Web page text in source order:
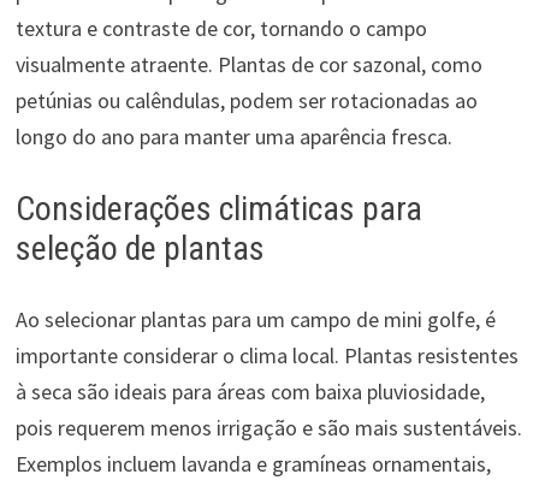
textura e contraste de cor, tornando o campo
visualmente atraente. Plantas de cor sazonal, como
petúnias ou calêndulas, podem ser rotacionadas ao
longo do ano para manter uma aparência fresca.
Considerações climáticas para
seleção de plantas
Ao selecionar plantas para um campo de mini golfe, é
importante considerar o clima local. Plantas resistentes
à seca são ideais para áreas com baixa pluviosidade,
pois requerem menos irrigação e são mais sustentáveis.
Exemplos incluem lavanda e gramíneas ornamentais,